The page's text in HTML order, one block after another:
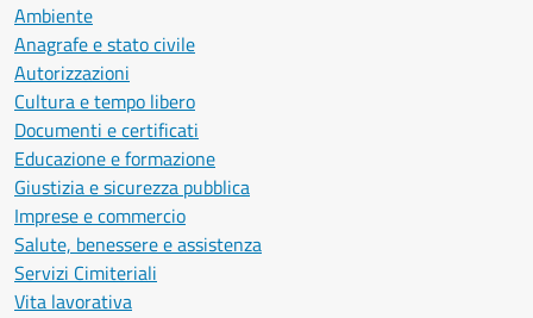
Ambiente
Anagrafe e stato civile
Autorizzazioni
Cultura e tempo libero
Documenti e certificati
Educazione e formazione
Giustizia e sicurezza pubblica
Imprese e commercio
Salute, benessere e assistenza
Servizi Cimiteriali
Vita lavorativa